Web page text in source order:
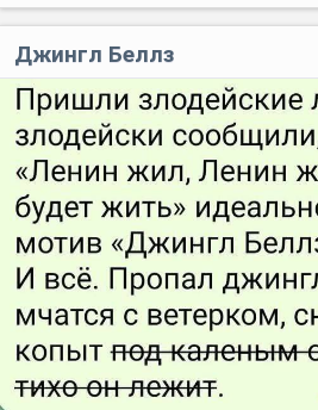
Джингл Беллз